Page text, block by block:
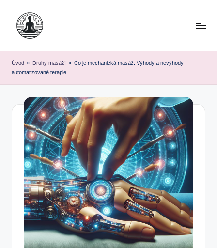
Úvod » Druhy masáží » Co je mechanická masáž: Výhody a nevýhody
automatizované terapie.